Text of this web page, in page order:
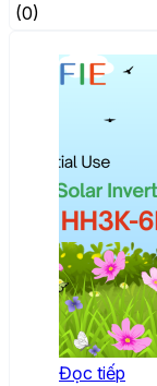
(0)
Đọc tiếp